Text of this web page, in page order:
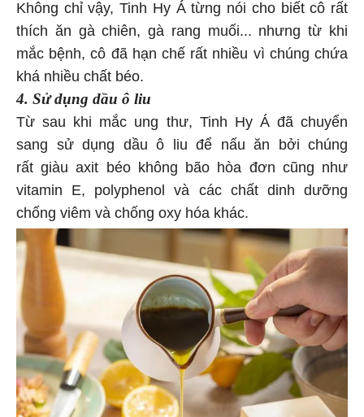
Không chỉ vậy, Tinh Hy Á từng nói cho biết cô rất
thích ăn gà chiên, gà rang muối... nhưng từ khi
mắc bệnh, cô đã hạn chế rất nhiều vì chúng chứa
khá nhiều chất béo.
4. Sử dụng dầu ô liu
Từ sau khi mắc ung thư, Tinh Hy Á đã chuyển
sang sử dụng dầu ô liu để nấu ăn bởi chúng
rất giàu axit béo không bão hòa đơn cũng như
vitamin E, polyphenol và các chất dinh dưỡng
chống viêm và chống oxy hóa khác.